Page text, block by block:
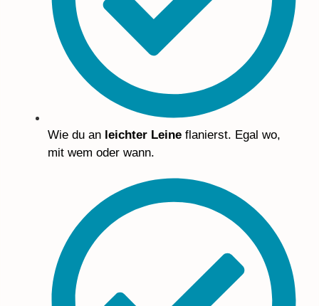
Wie du an leichter Leine flanierst. Egal wo,
mit wem oder wann.